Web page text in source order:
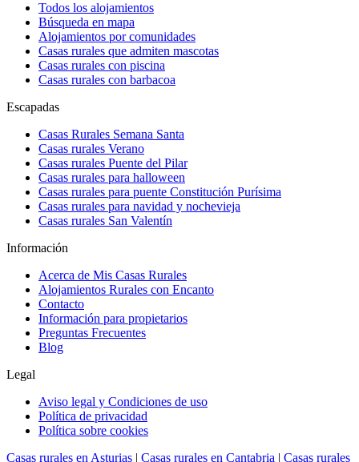
Todos los alojamientos
Búsqueda en mapa
Alojamientos por comunidades
Casas rurales que admiten mascotas
Casas rurales con piscina
Casas rurales con barbacoa
Escapadas
Casas Rurales Semana Santa
Casas rurales Verano
Casas rurales Puente del Pilar
Casas rurales para halloween
Casas rurales para puente Constitución Purísima
Casas rurales para navidad y nochevieja
Casas rurales San Valentín
Información
Acerca de Mis Casas Rurales
Alojamientos Rurales con Encanto
Contacto
Información para propietarios
Preguntas Frecuentes
Blog
Legal
Aviso legal y Condiciones de uso
Política de privacidad
Política sobre cookies
Casas rurales en Asturias | Casas rurales en Cantabria | Casas rurales